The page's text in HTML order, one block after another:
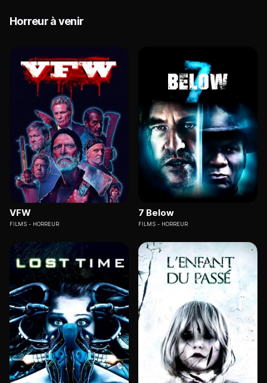
Horreur à venir
VFW
FILMS HORREUR
7 Below
FILMS HORREUR